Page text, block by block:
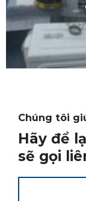
Chúng tôi
Hãy để
sẽ gọi